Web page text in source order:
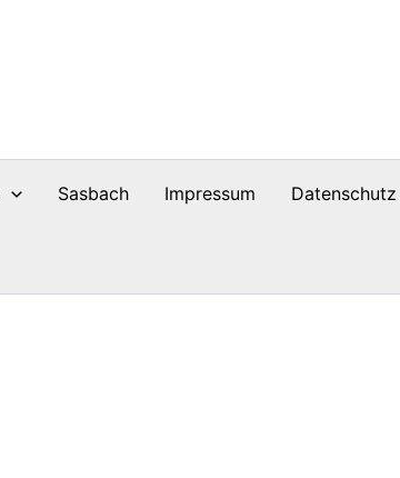
Sasbach Impressum Datenschutz